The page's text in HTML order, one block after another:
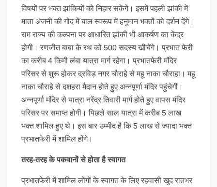
विषयों पर भक्त झांकियों को निहार सकेंगे। इसमें पहली झांकी में
माता अंजनी की गोद में बाल स्वरूप में हनुमान भक्तों को दर्शन देंगे।
राम राज्य की कल्पना पर आधारित झांकी भी आकर्षण का केंद्र
होगी। रणजीत बाबा के रथ को 500 सदस्य खीचेंगे। प्रभात फेरी
का करीब 4 किमी लंबा यात्रा मार्ग रहेगा। प्रभातफेरी मंदिर
परिसर से शुरू होकर द्रविड़ नगर चौराहे से महू नाका चौराहा। महू
नाका चौराहे से दशहरा मैदान होते हुए अन्नपूर्णा मंदिर पहुंचेगी।
अन्नपूर्णा मंदिर से यात्रा नरेंद्र तिवारी मार्ग होते हुए वापस मंदिर
परिसर पर समाप्त होगी। पिछले साल यात्रा में करीब 5 लाख
भक्त शामिल हुए थे। इस बार उम्मीद है कि 5 लाख से ज्यादा भक्त
प्रभातफेरी में शामिल होंगे।
तरह-तरह के पकवानों से होता है स्वागत
प्रभातफेरी में शामिल लोगों के स्वागत के लिए रहवासी खुद रातभर